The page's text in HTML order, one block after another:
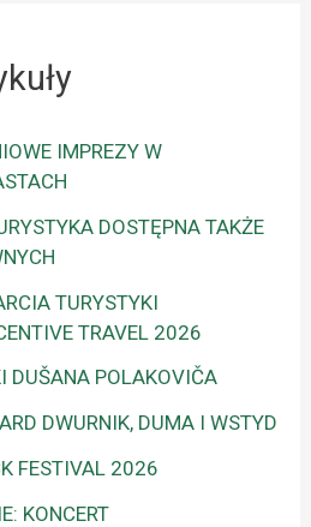
IMPREZY W
DOSTĘPNA TAKŻE
TURYSTYKI
TRAVEL 2026
DUŠANA POLAKOVIČA
DWURNIK, DUMA I WSTYD
FESTIVAL 2026
KONCERT